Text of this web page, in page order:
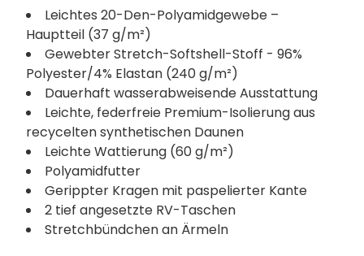
Leichtes 20-Den-Polyamidgewebe –
Hauptteil (37 g/m²)
Gewebter Stretch-Softshell-Stoff - 96%
Polyester/4% Elastan (240 g/m²)
Dauerhaft wasserabweisende Ausstattung
Leichte, federfreie Premium-Isolierung aus
recycelten synthetischen Daunen
Leichte Wattierung (60 g/m²)
Polyamidfutter
Gerippter Kragen mit paspelierter Kante
2 tief angesetzte RV-Taschen
Stretchbündchen an Ärmeln